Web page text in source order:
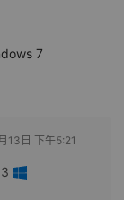
7
13日 下午5:21